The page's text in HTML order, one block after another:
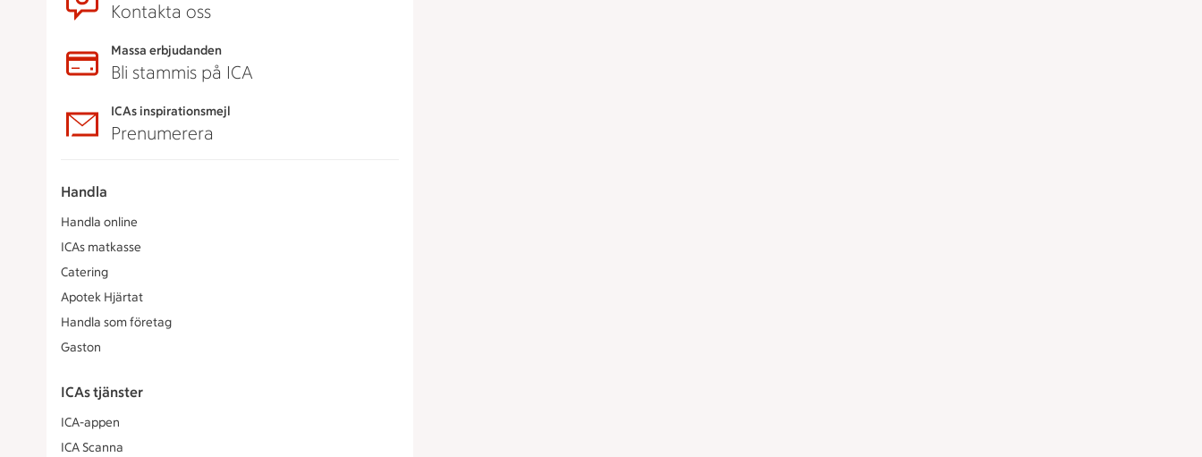
Kontakta oss
Massa erbjudanden
Bli stammis på ICA
ICAs inspirationsmejl
Prenumerera
Handla
Handla online
ICAs matkasse
Catering
Apotek Hjärtat
Handla som företag
Gaston
ICAs tjänster
ICA-appen
ICA Scanna